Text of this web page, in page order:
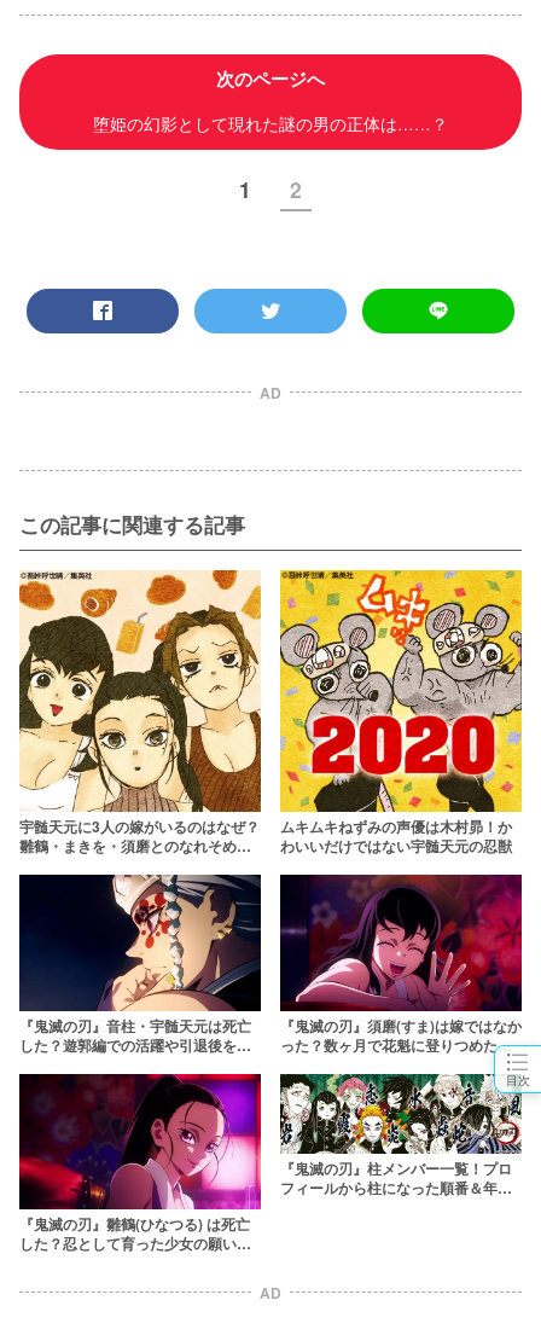
目次
次のページへ
堕姫の幻影として現れた謎の男の正体は……？
1 2
AD
この記事に関連する記事
宇髄天元に3人の嫁がいるのはなぜ？
雛鶴・まきを・須磨とのなれそめや
ムキムキねずみの声優は木村昴！か
わいいだけではない宇髄天元の忍獣
『鬼滅の刃』音柱・宇髄天元は死亡
した？遊郭編での活躍や引退後を解
『鬼滅の刃』須磨(すま)は嫁ではなか
った？数ヶ月で花魁に登りつめた実
『鬼滅の刃』雛鶴(ひなつる) は死亡
した？忍として育った少女の願いと
『鬼滅の刃』柱メンバー一覧！プロ
フィールから柱になった順番＆年齢
AD